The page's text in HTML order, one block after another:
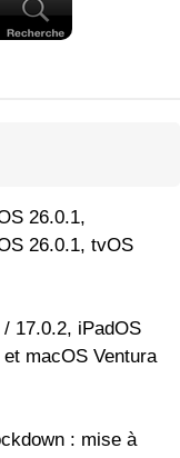
26.0.1,
26.0.1, tvOS
17.0.2, iPadOS
macOS Ventura
: mise à